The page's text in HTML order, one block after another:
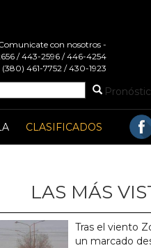
con nosotros -
/ 443-2596 / 446-4254
461-7752 / 430-1923
CLASIFICADOS
LAS MÁS
Tras el viento
un marcado